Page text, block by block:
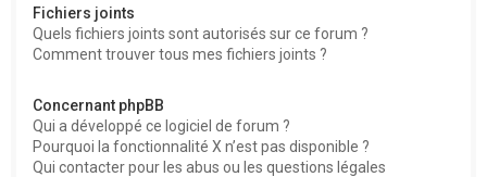
Fichiers joints
Quels fichiers joints sont autorisés sur ce forum ?
Comment trouver tous mes fichiers joints ?
Concernant phpBB
Qui a développé ce logiciel de forum ?
Pourquoi la fonctionnalité X n’est pas disponible ?
Qui contacter pour les abus ou les questions légales